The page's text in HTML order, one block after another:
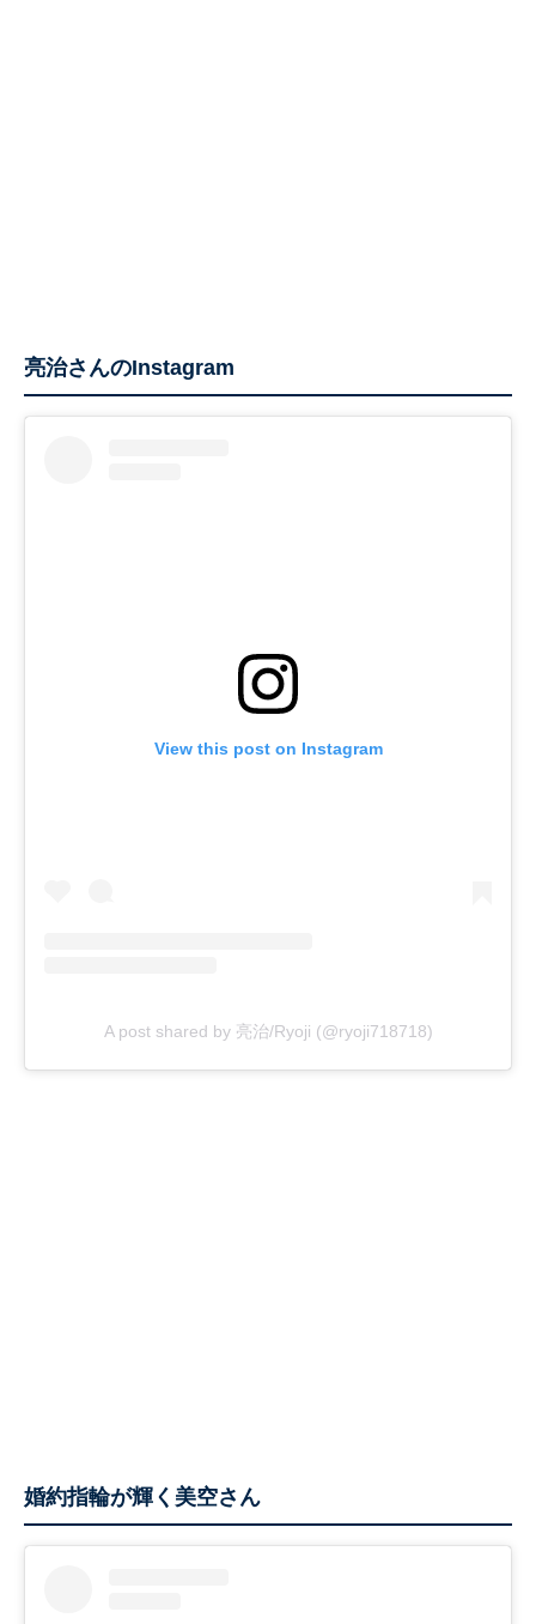
亮治さんのInstagram
View this post on Instagram
A post shared by 亮治/Ryoji (@ryoji718718)
婚約指輪が輝く美空さん